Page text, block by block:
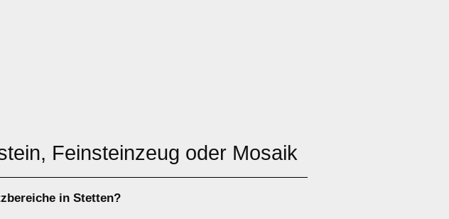
Feinsteinzeug oder Mosaik
in Stetten?